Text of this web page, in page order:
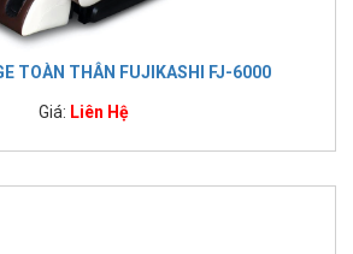
TOÀN THÂN FUJIKASHI FJ-6000
Giá: Liên Hệ